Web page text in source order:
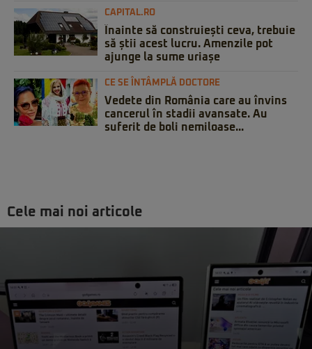
CAPITAL.RO
Înainte să construiești ceva, trebuie
să știi acest lucru. Amenzile pot
ajunge la sume uriașe
CE SE ÎNTÂMPLĂ DOCTORE
Vedete din România care au învins
cancerul în stadii avansate. Au
suferit de boli nemiloase...
Cele mai noi articole